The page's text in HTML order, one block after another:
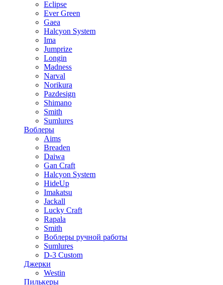
Eclipse
Ever Green
Gaea
Halcyon System
Ima
Jumprize
Longin
Madness
Narval
Norikura
Pazdesign
Shimano
Smith
Sumlures
Воблеры
Aims
Breaden
Daiwa
Gan Craft
Halcyon System
HideUp
Imakatsu
Jackall
Lucky Craft
Rapala
Smith
Воблеры ручной работы
Sumlures
D-3 Custom
Джерки
Westin
Пилькеры